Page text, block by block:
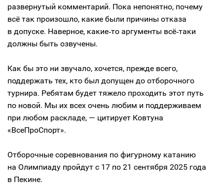
развернутый комментарий. Пока непонятно, почему
всё так произошло, какие были причины отказа
в допуске. Наверное, какие‑то аргументы всё‑таки
должны быть озвучены.
Как бы это ни звучало, хочется, прежде всего,
поддержать тех, кто был допущен до отборочного
турнира. Ребятам будет тяжело проходить этот путь
по новой. Мы их всех очень любим и поддерживаем
при любом раскладе, — цитирует Ковтуна
«ВсеПроСпорт».
Отборочные соревнования по фигурному катанию
на Олимпиаду пройдут с 17 по 21 сентября 2025 года
в Пекине.